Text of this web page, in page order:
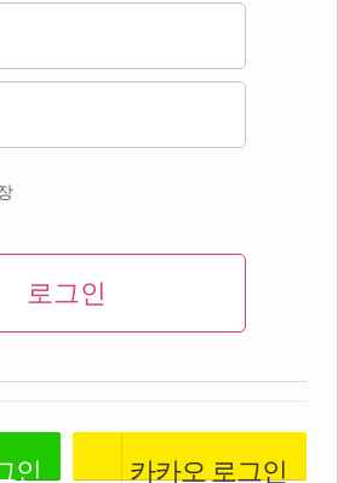
인 카카오로그인